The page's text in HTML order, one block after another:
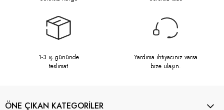
1-3 iş gününde
teslimat
Yardıma ihtiyacınız varsa
bize ulaşın.
ÖNE ÇIKAN KATEGORİLER